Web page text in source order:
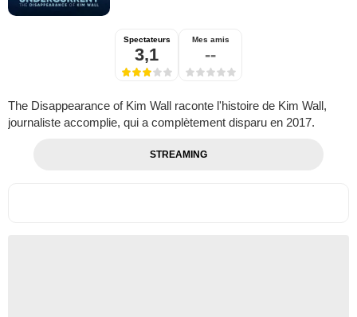
Spectateurs
3,1
Mes amis
--
The Disappearance of Kim Wall raconte l'histoire de Kim Wall,
journaliste accomplie, qui a complètement disparu en 2017.
STREAMING